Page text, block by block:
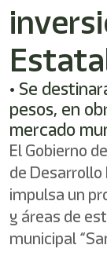
• Se
pesos, en
mercado
El Gobierno
de Desarrollo
impulsa un
y áreas de
municipal